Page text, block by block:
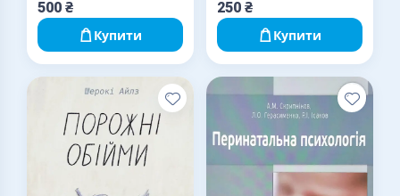
500 ₴
Купити
відмова за приписом
250 ₴
Купити